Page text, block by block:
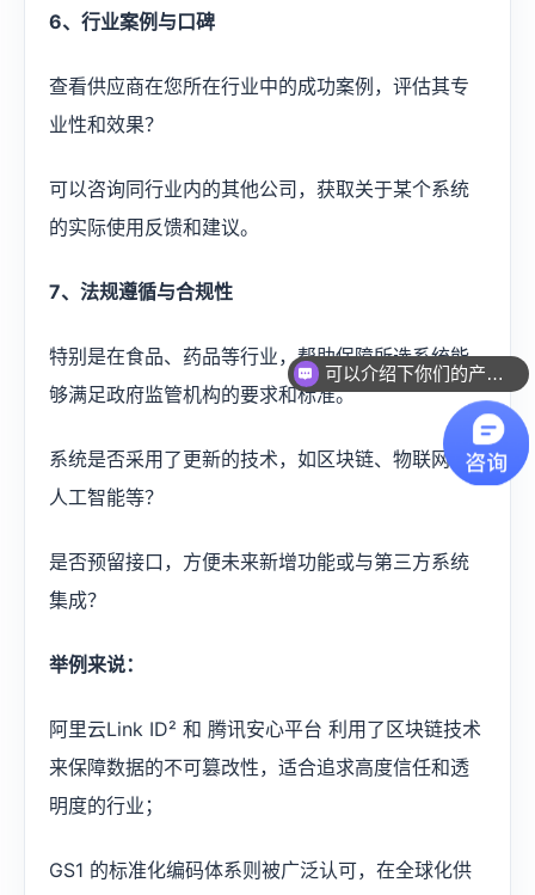
6、行业案例与口碑
查看供应商在您所在行业中的成功案例，评估其专
业性和效果？
可以咨询同行业内的其他公司，获取关于某个系统
的实际使用反馈和建议。
7、法规遵循与合规性
特别是在食品、药品等行业，帮助保障所选系统能
够满足政府监管机构的要求和标准。
系统是否采用了更新的技术，如区块链、物联网、
人工智能等？
是否预留接口，方便未来新增功能或与第三方系统
集成？
举例来说：
阿里云Link ID² 和 腾讯安心平台 利用了区块链技术
来保障数据的不可篡改性，适合追求高度信任和透
明度的行业；
GS1 的标准化编码体系则被广泛认可，在全球化供
可以介绍下你们的产品么？